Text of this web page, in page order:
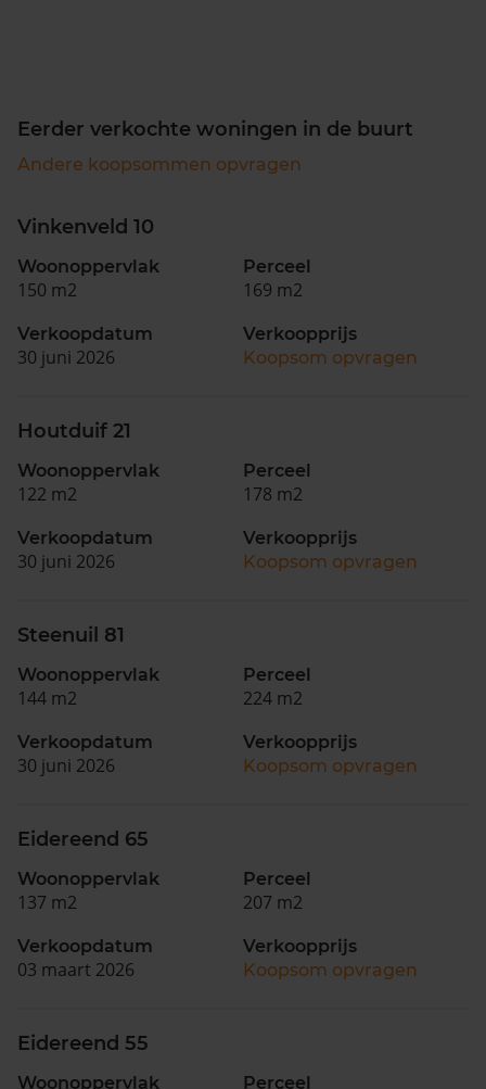
Eerder verkochte woningen in de buurt
Andere koopsommen opvragen
Vinkenveld 10
Woonoppervlak
150 m2
Perceel
169 m2
Verkoopdatum
30 juni 2026
Verkoopprijs
Koopsom opvragen
Houtduif 21
Woonoppervlak
122 m2
Perceel
178 m2
Verkoopdatum
30 juni 2026
Verkoopprijs
Koopsom opvragen
Steenuil 81
Woonoppervlak
144 m2
Perceel
224 m2
Verkoopdatum
30 juni 2026
Verkoopprijs
Koopsom opvragen
Eidereend 65
Woonoppervlak
137 m2
Perceel
207 m2
Verkoopdatum
03 maart 2026
Verkoopprijs
Koopsom opvragen
Eidereend 55
Woonoppervlak Perceel